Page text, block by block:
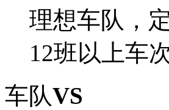
理想车队，
12班以上车
车队VS